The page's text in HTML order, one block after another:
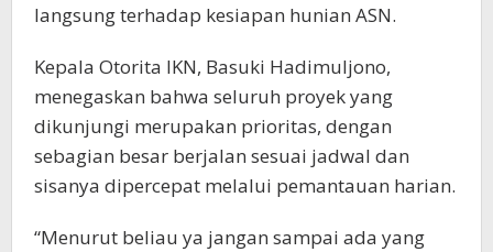
langsung terhadap kesiapan hunian ASN.
Kepala Otorita IKN, Basuki Hadimuljono,
menegaskan bahwa seluruh proyek yang
dikunjungi merupakan prioritas, dengan
sebagian besar berjalan sesuai jadwal dan
sisanya dipercepat melalui pemantauan harian.
“Menurut beliau ya jangan sampai ada yang